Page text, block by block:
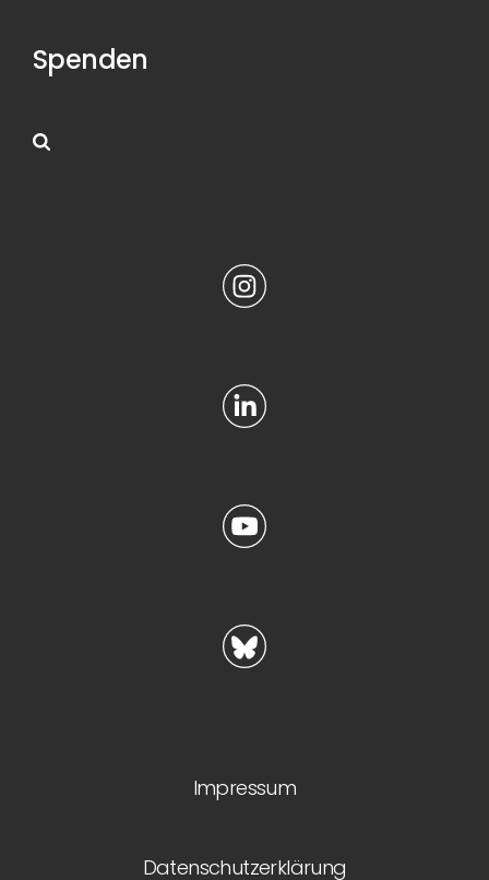
Spenden
Impressum
Datenschutzerklärung